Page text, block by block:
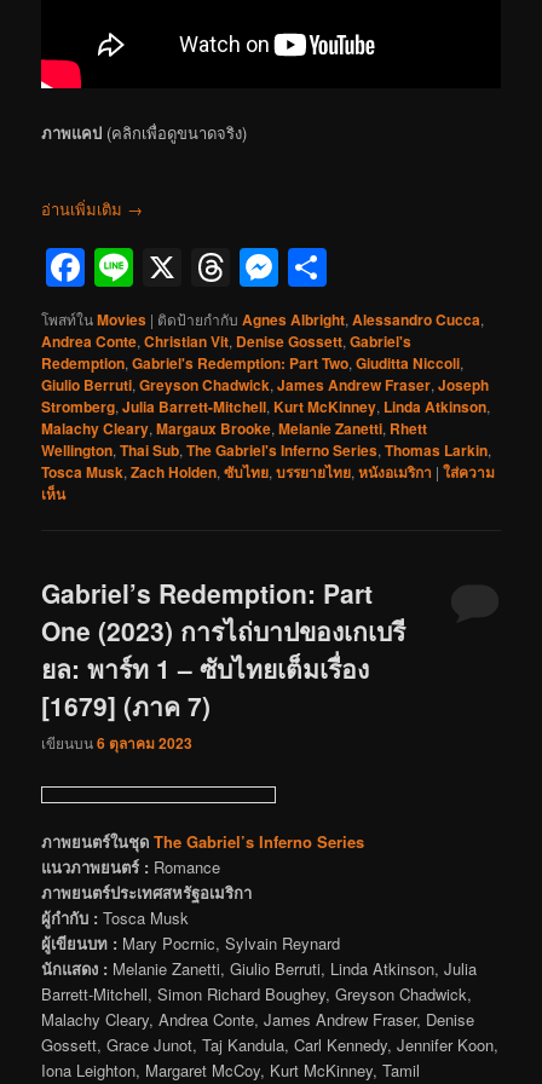
ภาพแคป (คลิกเพื่อดูขนาดจริง)
อ่านเพิ่มเติม →
Facebook
Line
X Threads
Messenger
โพสท์ในMovies | ติดป้ายกำกับ Agnes Albright,Alessandro Cucca,
Andrea Conte,Christian Vit, Denise Gossett,Gabriel's
Redemption,Gabriel's Redemption: Part Two,Giuditta Niccoli,
Giulio Berruti,Greyson Chadwick,James Andrew Fraser,Joseph
Stromberg,Julia Barrett-Mitchell,Kurt McKinney, Linda Atkinson,
Malachy Cleary,Margaux Brooke,Melanie Zanetti, Rhett
Wellington,Thai Sub,The Gabriel's Inferno Series,Thomas Larkin,
Tosca Musk,Zach Holden,ซับไทย,บรรยายไทย,หนังอเมริกา |ใส่ความ
เห็น
Gabriel’s Redemption: Part
One (2023) การไถ่บาปของเกเบรี
ยล: พาร์ท 1 – ซับไทยเต็มเรื่อง
[1679] (ภาค 7)
เขียนบน6 ตุลาคม 2023
ภาพยนตร์ในชุดThe Gabriel’s Inferno Series
แนวภาพยนตร์ : Romance
ภาพยนตร์ประเทศสหรัฐอเมริกา
ผู้กำกับ : Tosca Musk
ผู้เขียนบท : Mary Pocrnic, Sylvain Reynard
นักแสดง : Melanie Zanetti, Giulio Berruti, Linda Atkinson, Julia
Barrett-Mitchell, Simon Richard Boughey, Greyson Chadwick,
Malachy Cleary, Andrea Conte, James Andrew Fraser, Denise
Gossett, Grace Junot, Taj Kandula, Carl Kennedy, Jennifer Koon,
Iona Leighton, Margaret McCoy, Kurt McKinney, Tamil